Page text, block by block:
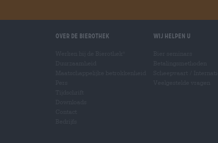
Over de Bierothek Wij helpen u